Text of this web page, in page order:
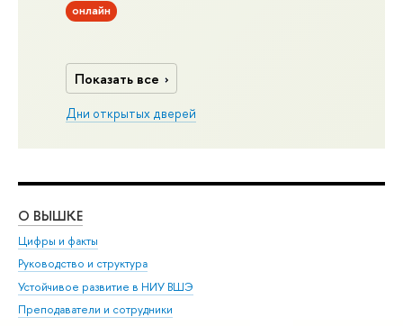
онлайн
Показать все
Дни открытых дверей
О ВЫШКЕ
Цифры и факты
Руководство и структура
Устойчивое развитие в НИУ ВШЭ
Преподаватели и сотрудники